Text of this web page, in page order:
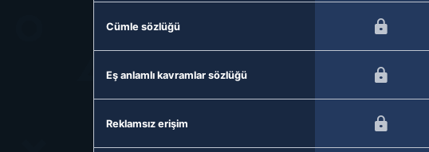
Cümle sözlüğü
Eş anlamlı kavramlar sözlüğü
Reklamsız erişim